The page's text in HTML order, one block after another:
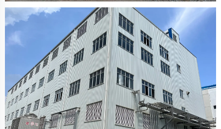
Parámetros técnicos: Tamaño (L) 25 m x (A) 20 m x (H)
3,9 m, Área 500 metros cuadrados, Resistencia al
viento 120 km/h, Carga de nieve 1,5~1,6 kN/m²,
Antisísmico grado 7. Información del proyecto. Este
proyecto es un cobertizo para ganado para un
propietario de una granja en Letonia...